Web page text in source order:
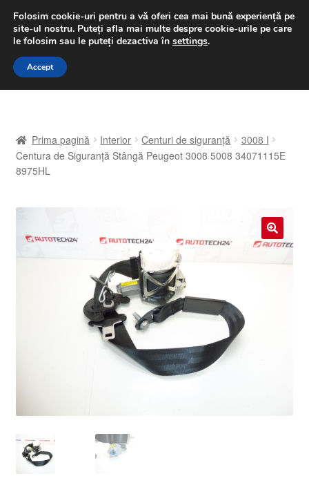
LIVRARE de la 33 lei
luni-vineri 9 a.m. - 4 p.m.031 229 6816
Sari
Sari
A lua legatura
Despre noi
Finalizare comandă
Plățile
Prima pagină Interior Centuri de siguranță
3008 I
Centura de Siguranță Stângă Peugeot 3008 5008 34071115E
8975HL
🔍
Folosim cookie-uri pentru a vă oferi cea mai bună experiență pe
site-ul nostru. Puteți afla mai multe despre cookie-urile pe care
le folosim sau le puteți dezactiva în settings.
Accept